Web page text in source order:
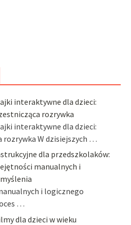
interaktywne dla dzieci:
rozrywka
interaktywne dla dzieci:
rozrywka W dzisiejszych …
dla przedszkolaków:
manualnych i
i logicznego
…
dla dzieci w wieku